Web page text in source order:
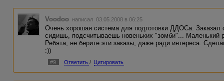
Voodoo написал 03.05.2008 в 06:25
Очень хорошая система для подготовки ДДОСа. Заказал
сидишь, подсчитываешь новеньких "зомби"... Маленький
Ребята, не берите эти заказы, даже ради интереса.
:))
#9 Ответить / Цитировать